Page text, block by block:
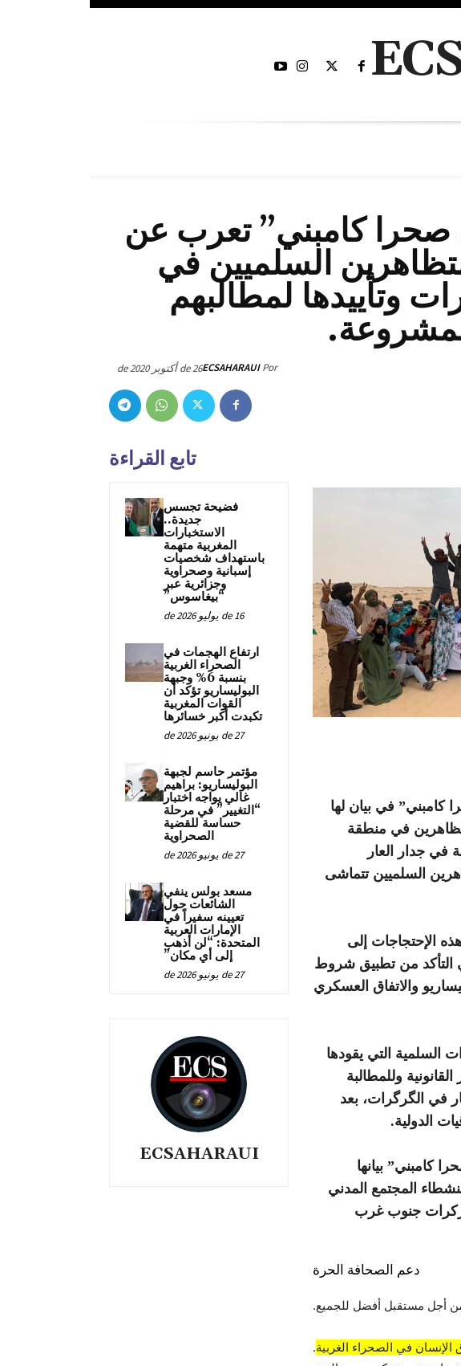
كامبني” تعرب عن
السلميين في
وتأييدها لمطالبهم
Por
ECSAHARAUI26 de أكتوبر de 2020
تابع القراءة
فضيحة تجسس
جديدة..
الاستخبارات
المغربية متهمة
باستهداف شخصيات
إسبانية وصحراوية
وجزائرية عبر
“بيغاسوس”
16 de يوليو de 2026
ارتفاع الهجمات في
الصحراء الغربية
بنسبة 6% وجبهة
البوليساريو تؤكد أن
القوات المغربية
تكبدت أكبر خسائرها
27 de يونيو de 2026
مؤتمر حاسم لجبهة
البوليساريو: براهيم
غالي يواجه اختبار
“التغيير” في مرحلة
حساسة للقضية
الصحراوية
27 de يونيو de 2026
مسعد بولس ينفي
الشائعات حول
تعيينه سفيراً في
الإمارات العربية
المتحدة: “لن أذهب
إلى أي مكان”
27 de يونيو de 2026
ECSAHARAUI
كامبني” في بيان لها
في منطقة
في جدار العار
السلميين تتماشى
الإحتجاجات إلى
التأكد من تطبيق شروط
والاتفاق العسكري
السلمية التي يقودها
وللمطالبة
في الگرگرات، بعد
الدولية.
كامبني” بيانها
المجتمع المدني
جنوب غرب
دعم الصحافة الحرة
أجل مستقبل أفضل للجميع.
الإنسان في الصحراء الغربية.